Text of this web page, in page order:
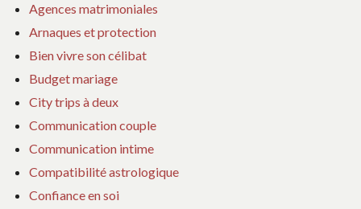
Agences matrimoniales
Arnaques et protection
Bien vivre son célibat
Budget mariage
City trips à deux
Communication couple
Communication intime
Compatibilité astrologique
Confiance en soi